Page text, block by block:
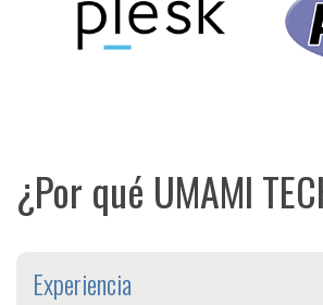
¿Por qué UMAMI
Experiencia